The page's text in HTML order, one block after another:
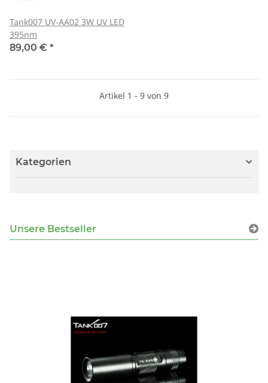
Tank007 UV-AA02 3W UV LED
395nm
89,00 € *
Artikel 1 - 9 von 9
Kategorien
Unsere Bestseller